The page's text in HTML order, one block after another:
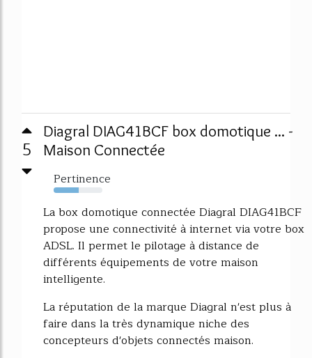
5
Diagral DIAG41BCF box domotique ... -
Maison Connectée
Pertinence
51%
La box domotique connectée Diagral DIAG41BCF
propose une connectivité à internet via votre box
ADSL. Il permet le pilotage à distance de
différents équipements de votre maison
intelligente.
La réputation de la marque Diagral n'est plus à
faire dans la très dynamique niche des
concepteurs d'objets connectés maison.